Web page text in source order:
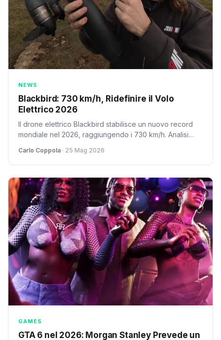
NEWS
Blackbird: 730 km/h, Ridefinire il Volo
Elettrico 2026
Il drone elettrico Blackbird stabilisce un nuovo record
mondiale nel 2026, raggiungendo i 730 km/h. Analisi
Carlo Coppola · 25 Mag 2026
GAMES
GTA 6 nel 2026: Morgan Stanley Prevede un